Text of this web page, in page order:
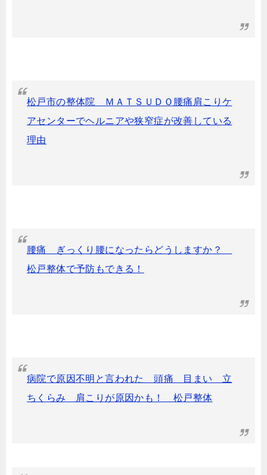
松戸市の整体院 ＭＡＴＳＵＤＯ腰痛肩こりケ
アセンターでヘルニアや狭窄症が改善している
理由
腰痛 ぎっくり腰になったらどうしますか？
松戸整体で予防もできる！
病院で原因不明と言われた 頭痛 目まい 立
ちくらみ 肩こりが原因かも！ 松戸整体